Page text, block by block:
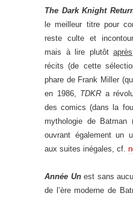
The Dark Knight
le meilleur titre pour
reste culte et
mais à lire plutôtaprès
récits (de cette
phare de Frank Miller
en 1986, TDKR a
des comics (dans la
mythologie de Batman
ouvrant également un
aux suites inégales, cf.
Année Unest sans
de l’ère moderne de